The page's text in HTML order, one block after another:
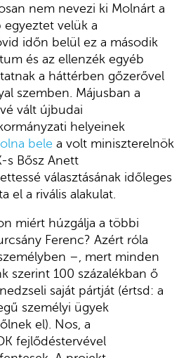
nem nevezi ki Molnárt a
egyeztet velük a
időn belül ez a második
és az ellenzék egyéb
a háttérben gőzerővel
szemben. Májusban a
vált újbudai
helyeinek
bele a volt miniszterelnök
s Bősz Anett
választásának időleges
el a rivális alakulat.
miért húzgálja a többi
Ferenc? Azért róla
–, mert minden
szerint 100 százalékban ő
saját pártját (értsd: a
személyi ügyek
el). Nos, a
fejlődéstervével